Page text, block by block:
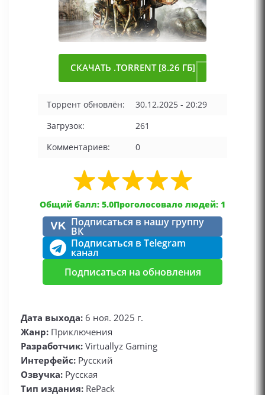
СКАЧАТЬ .TORRENT [8.26 ГБ]
Торрент обновлён:
30.12.2025 - 20:29
Загрузок:
261
Комментариев:
0
Общий балл: 5.0Проголосовало людей: 1
VK Подписаться в нашу группу
ВК
Подписаться в Telegram
канал
Подписаться на обновления
Дата выхода: 6 ноя. 2025 г.
Жанр: Приключения
Разработчик: Virtuallyz Gaming
Интерфейс: Русский
Озвучка: Русская
Тип издания: RePack